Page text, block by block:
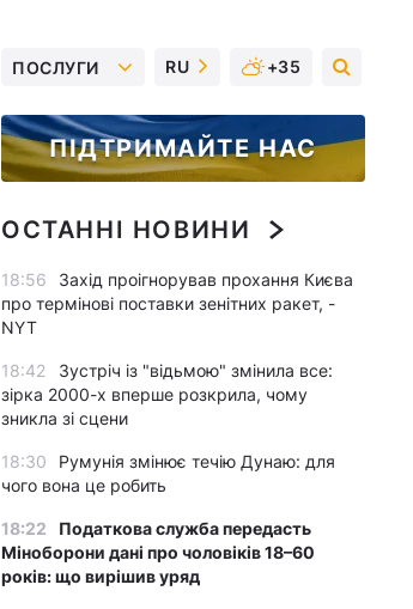
ПОСЛУГИ RU +35
ПІДТРИМАЙТЕ НАС
ОСТАННІ НОВИНИ
18:56
Захід проігнорував прохання Києва
про термінові поставки зенітних ракет, -
NYT
18:42
Зустріч із "відьмою" змінила все:
зірка 2000-х вперше розкрила, чому
зникла зі сцени
18:30
Румунія змінює течію Дунаю: для
чого вона це робить
18:22
Податкова служба передасть
Міноборони дані про чоловіків 18–60
років: що вирішив уряд